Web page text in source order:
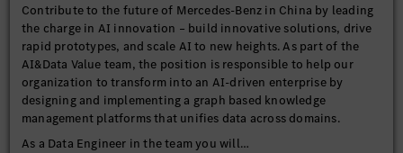
Contribute to the future of Mercedes-Benz in China by leading
the charge in AI innovation – build innovative solutions, drive
rapid prototypes, and scale AI to new heights. As part of the
AI&Data Value team, the position is responsible to help our
organization to transform into an AI-driven enterprise by
designing and implementing a graph based knowledge
management platforms that unifies data across domains.
As a Data Engineer in the team you will…